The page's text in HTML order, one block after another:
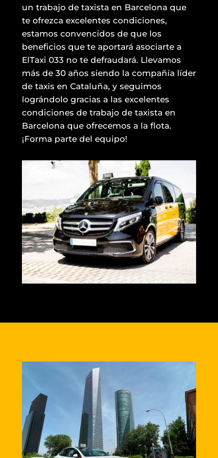
un trabajo de taxista en Barcelona que
te ofrezca excelentes condiciones,
estamos convencidos de que los
beneficios que te aportará asociarte a
ElTaxi 033 no te defraudará. Llevamos
más de 30 años siendo la compañía líder
de taxis en Cataluña, y seguimos
lográndolo gracias a las excelentes
condiciones de trabajo de taxista en
Barcelona que ofrecemos a la flota.
¡Forma parte del equipo!